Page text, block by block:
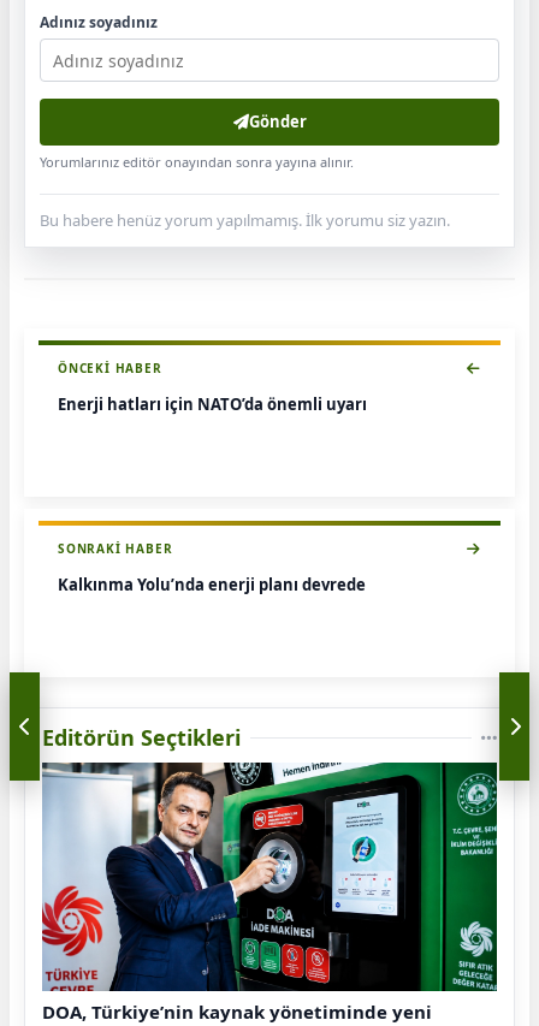
Adınız soyadınız
Gönder
Yorumlarınız editör onayından sonra yayına alınır.
Bu habere henüz yorum yapılmamış. İlk yorumu siz yazın.
ÖNCEKI HABER
Enerji hatları için NATO’da önemli uyarı
SONRAKI HABER
Kalkınma Yolu’nda enerji planı devrede
Editörün Seçtikleri
DOA, Türkiye’nin kaynak yönetiminde yeni